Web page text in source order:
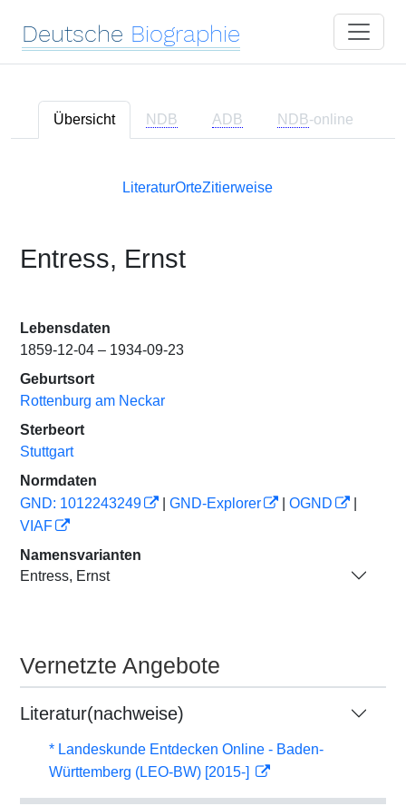
Deutsche Biographie
Übersicht NDB ADB NDB-online
LiteraturOrteZitierweise
Entress, Ernst
Lebensdaten
1859-12-04 – 1934-09-23
Geburtsort
Rottenburg am Neckar
Sterbeort
Stuttgart
Normdaten
GND: 1012243249
GND-Explorer OGND
VIAF
Namensvarianten
Entress, Ernst
Vernetzte Angebote
Literatur(nachweise)
* Landeskunde Entdecken Online - Baden-
Württemberg (LEO-BW) [2015-]